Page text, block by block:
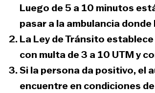
Luego de 5 a 10 minutos
pasar a la ambulancia
La Ley de Tránsito
con multa de 3 a 10 UTM y
Si la persona da positivo, el
encuentre en condiciones